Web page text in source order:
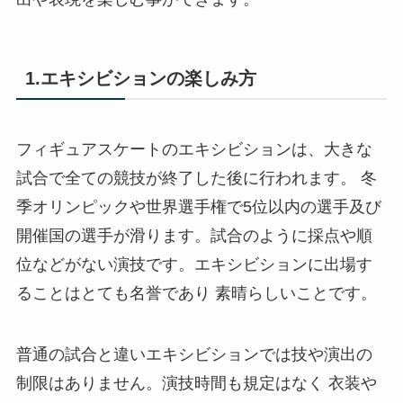
1.エキシビションの楽しみ方
フィギュアスケートのエキシビションは、大きな
試合で全ての競技が終了した後に行われます。 冬
季オリンピックや世界選手権で5位以内の選手及び
開催国の選手が滑ります。試合のように採点や順
位などがない演技です。エキシビションに出場す
ることはとても名誉であり 素晴らしいことです。
普通の試合と違いエキシビションでは技や演出の
制限はありません。演技時間も規定はなく 衣装や